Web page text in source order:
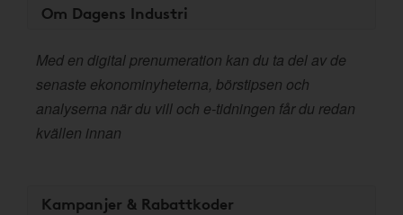
Om Dagens Industri
Med en digital prenumeration kan du ta del av de
senaste ekonominyheterna, börstipsen och
analyserna när du vill och e-tidningen får du redan
kvällen innan
Kampanjer & Rabattkoder